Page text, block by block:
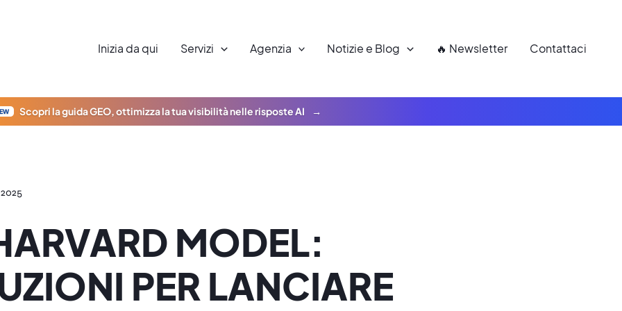
Inizia da qui Servizi Agenzia Notizie e Blog 🔥 Newsletter Contattaci
Scopri la guida GEO, ottimizza la tua visibilità nelle risposte AI
MODEL:
PER LANCIARE